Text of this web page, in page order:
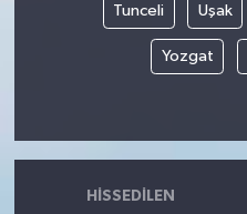
Tunceli Uşak
Yozgat
HISSEDILEN